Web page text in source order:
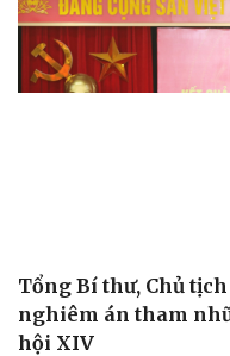
Tổng Bí thư, Chủ
nghiêm án tham
hội XIV